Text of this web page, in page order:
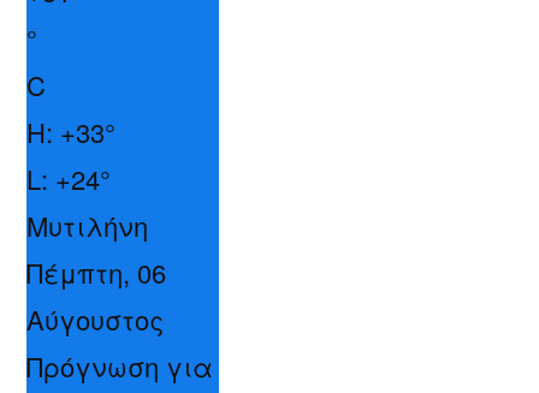
°
C
H: +33°
L: +24°
Μυτιλήνη
Πέμπτη, 06
Αύγουστος
Πρόγνωση για